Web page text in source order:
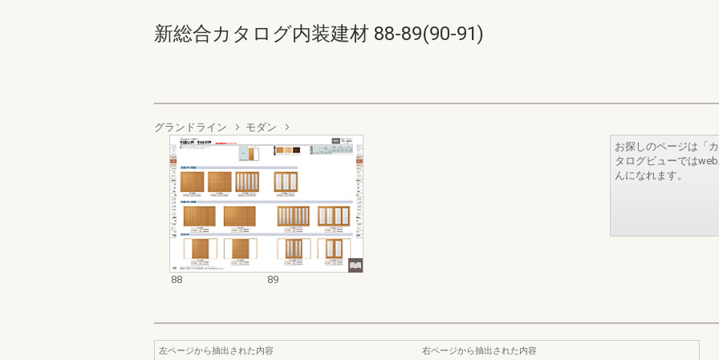
新総合カタログ内装建材 88-89(90-91)
グランドライン モダン
88 89
お探しのページは「
タログビューでは
んになれます。
左ページから抽出された内容
右ページから抽出された内容